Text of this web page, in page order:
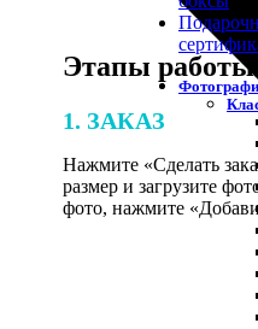
Этапы работы
1. ЗАКАЗ
Нажмите «Сделать
размер и загрузите
фото, нажмите